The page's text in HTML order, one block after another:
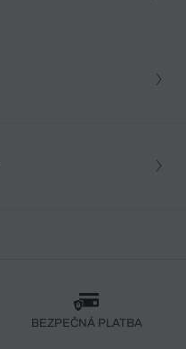
BEZPEČNÁ PLATBA